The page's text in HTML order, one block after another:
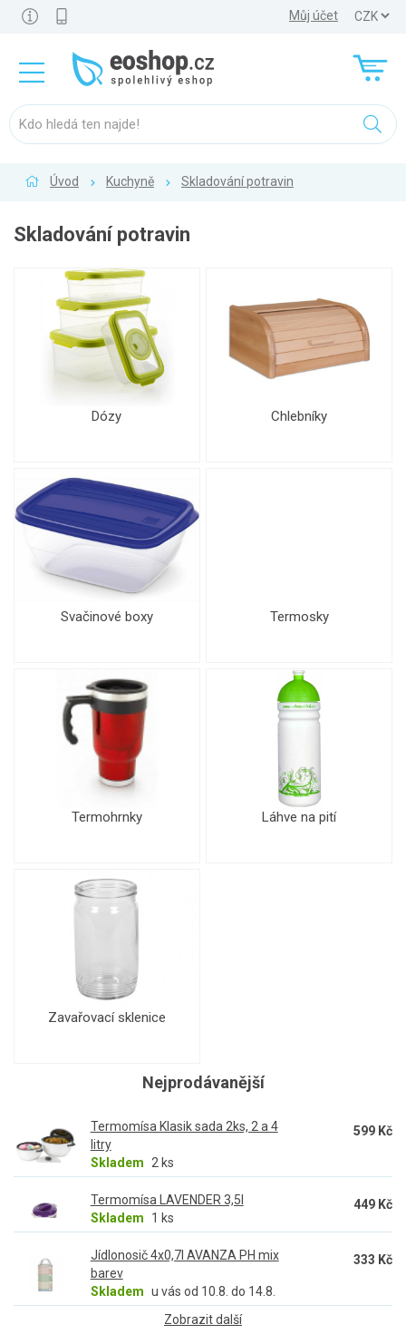
Můj účet
Úvod Kuchyně Skladování potravin
Skladování potravin
Dózy Chlebníky
Svačinové boxy Termosky
Termohrnky Láhve na pití
Zavařovací sklenice
Nejprodávanější
Termomísa Klasik sada 2ks, 2 a 4
litry
Skladem
2 ks
599 Kč
Termomísa LAVENDER 3,5l
Skladem
1 ks
449 Kč
Jídlonosič 4x0,7l AVANZA PH mix
barev
Skladem u vás od 10.8. do 14.8.
333 Kč
Zobrazit další